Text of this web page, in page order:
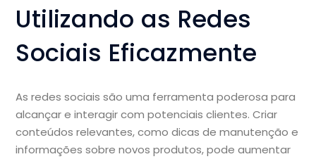
Utilizando as Redes
Sociais Eficazmente
As redes sociais são uma ferramenta poderosa para
alcançar e interagir com potenciais clientes. Criar
conteúdos relevantes, como dicas de manutenção e
informações sobre novos produtos, pode aumentar